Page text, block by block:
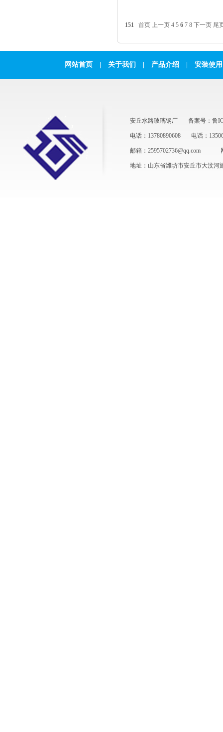
151 首页 上一页 4 5 6 7 8 下一页 尾
网站首页 关于我们 产品介绍 安装使用
安丘水路玻璃钢厂 备案号：鲁
电话：13780890608 电话：
邮箱：2595702736@qq.com
地址：山东省潍坊市安丘市大汶河